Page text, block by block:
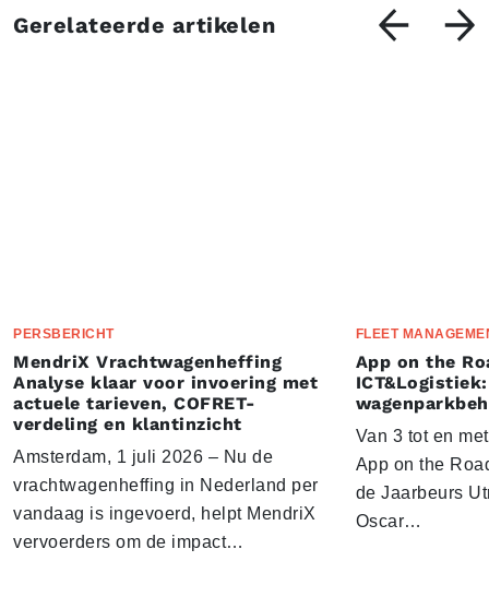
Gerelateerde artikelen
PERSBERICHT
MendriX Vrachtwagenheffing
Analyse klaar voor invoering met
actuele tarieven, COFRET-
verdeling en klantinzicht
Amsterdam, 1 juli 2026 – Nu de
vrachtwagenheffing in Nederland per
vandaag is ingevoerd, helpt MendriX
vervoerders om de impact…
FLEET
App on the
Van 3 tot en
App on the
de Jaarbeurs
Oscar…